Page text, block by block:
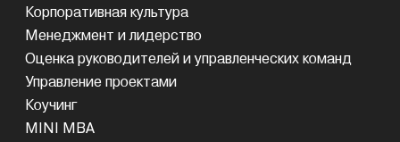
Корпоративная культура
Менеджмент и лидерство
Оценка руководителей и управленческих команд
Управление проектами
Коучинг
MINI MBA